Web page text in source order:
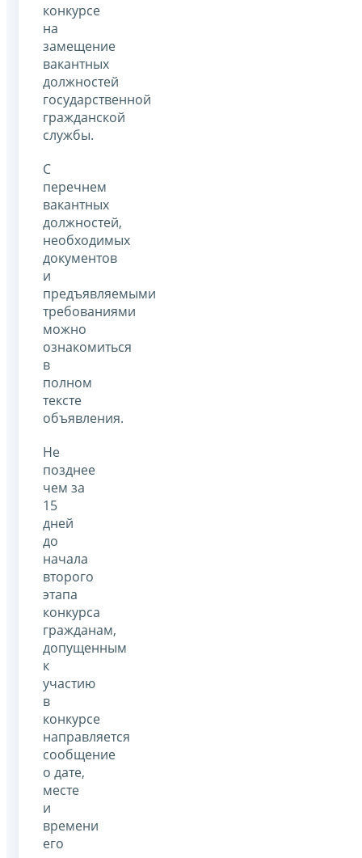
конкурсе
на
замещение
вакантных
должностей
государственной
гражданской
службы.
С
перечнем
вакантных
должностей,
необходимых
документов
и
предъявляемыми
требованиями
можно
ознакомиться
в
полном
тексте
объявления.
Не
позднее
чем за
15
дней
до
начала
второго
этапа
конкурса
гражданам,
допущенным
к
участию
в
конкурсе
направляется
сообщение
о дате,
месте
и
времени
его